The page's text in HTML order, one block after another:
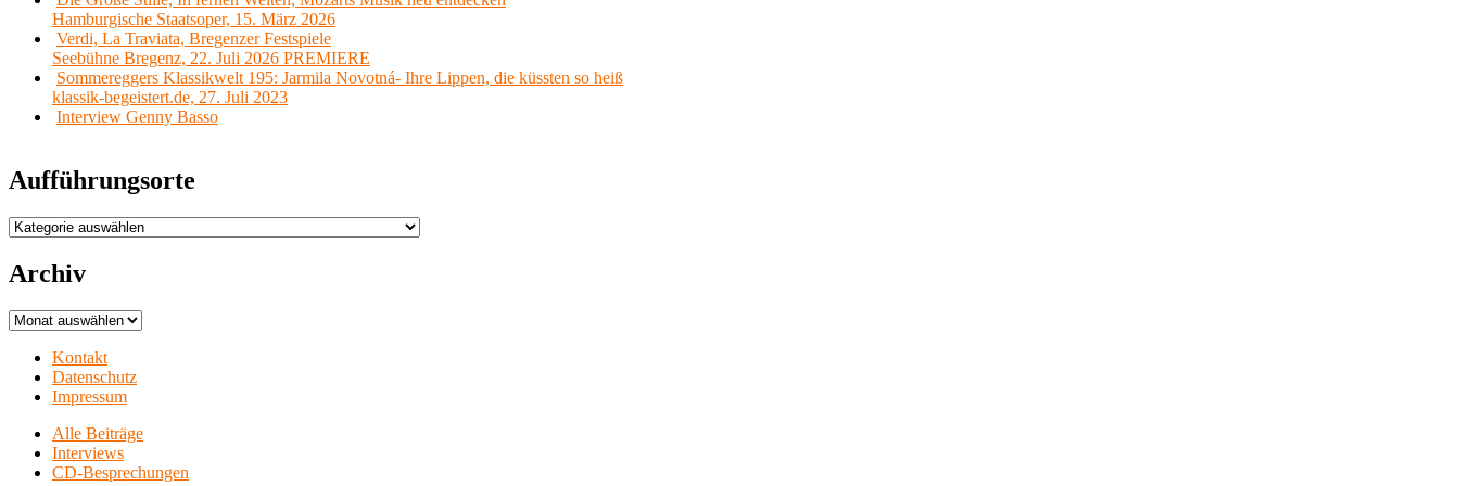
Hamburgische Staatsoper, 15. März 2026
Verdi, La Traviata, Bregenzer Festspiele
Seebühne Bregenz, 22. Juli 2026 PREMIERE
Sommereggers Klassikwelt 195: Jarmila Novotná- Ihre Lippen, die küssten so heiß
klassik-begeistert.de, 27. Juli 2023
Interview Genny Basso
Aufführungsorte
Aufführungsorte
Archiv
Archiv
Kontakt
Datenschutz
Impressum
Alle Beiträge
Interviews
CD-Besprechungen